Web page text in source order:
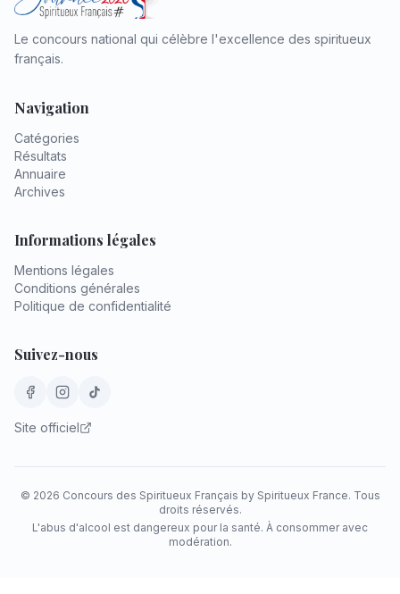
Le concours national qui célèbre l'excellence des spiritueux
français.
Navigation
Catégories
Résultats
Annuaire
Archives
Informations légales
Mentions légales
Conditions générales
Politique de confidentialité
Suivez-nous
Site officiel
© 2026 Concours des Spiritueux Français by Spiritueux France. Tous
droits réservés.
L'abus d'alcool est dangereux pour la santé. À consommer avec
modération.